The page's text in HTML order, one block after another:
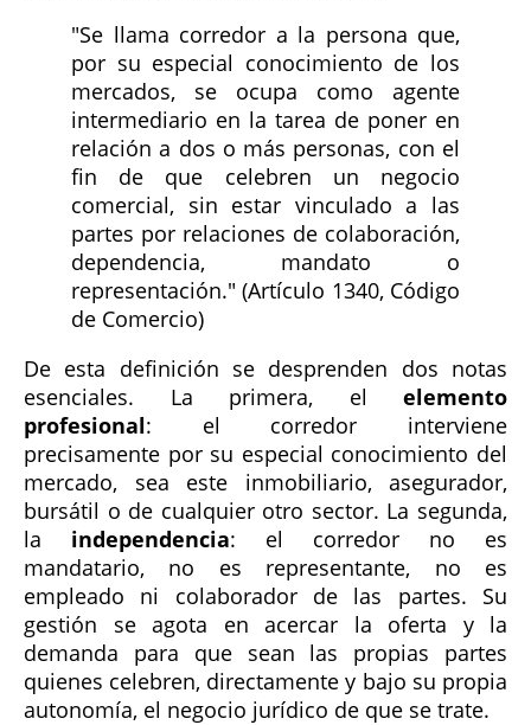
"Se llama corredor a la persona que,
por su especial conocimiento de los
mercados, se ocupa como agente
intermediario en la tarea de poner en
relación a dos o más personas, con el
fin de que celebren un negocio
comercial, sin estar vinculado a las
partes por relaciones de colaboración,
dependencia, mandato o
representación." (Artículo 1340, Código
de Comercio)
De esta definición se desprenden dos notas
esenciales. La primera, el elemento
profesional: el corredor interviene
precisamente por su especial conocimiento del
mercado, sea este inmobiliario, asegurador,
bursátil o de cualquier otro sector. La segunda,
la independencia: el corredor no es
mandatario, no es representante, no es
empleado ni colaborador de las partes. Su
gestión se agota en acercar la oferta y la
demanda para que sean las propias partes
quienes celebren, directamente y bajo su propia
autonomía, el negocio jurídico de que se trate.